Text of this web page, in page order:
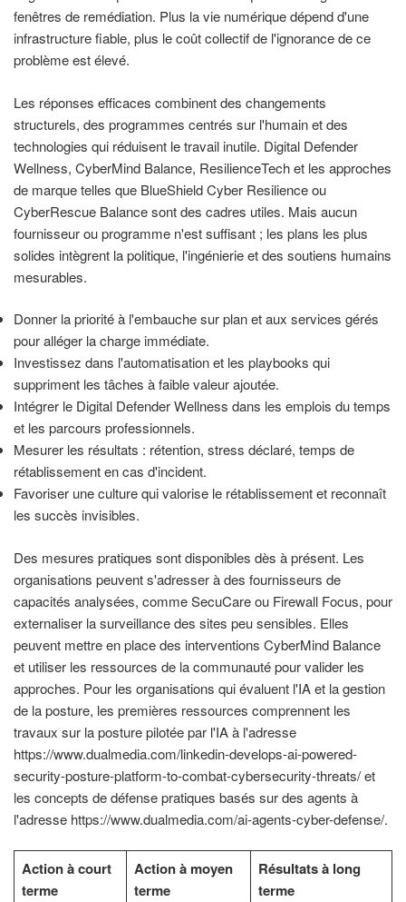
fenêtres de remédiation. Plus la vie numérique dépend d'une
infrastructure fiable, plus le coût collectif de l'ignorance de ce
problème est élevé.
Les réponses efficaces combinent des changements
structurels, des programmes centrés sur l'humain et des
technologies qui réduisent le travail inutile. Digital Defender
Wellness, CyberMind Balance, ResilienceTech et les approches
de marque telles que BlueShield Cyber Resilience ou
CyberRescue Balance sont des cadres utiles. Mais aucun
fournisseur ou programme n'est suffisant ; les plans les plus
solides intègrent la politique, l'ingénierie et des soutiens humains
mesurables.
Donner la priorité à l'embauche sur plan et aux services gérés
pour alléger la charge immédiate.
Investissez dans l'automatisation et les playbooks qui
suppriment les tâches à faible valeur ajoutée.
Intégrer le Digital Defender Wellness dans les emplois du temps
et les parcours professionnels.
Mesurer les résultats : rétention, stress déclaré, temps de
rétablissement en cas d'incident.
Favoriser une culture qui valorise le rétablissement et reconnaît
les succès invisibles.
Des mesures pratiques sont disponibles dès à présent. Les
organisations peuvent s'adresser à des fournisseurs de
capacités analysées, comme SecuCare ou Firewall Focus, pour
externaliser la surveillance des sites peu sensibles. Elles
peuvent mettre en place des interventions CyberMind Balance
et utiliser les ressources de la communauté pour valider les
approches. Pour les organisations qui évaluent l'IA et la gestion
de la posture, les premières ressources comprennent les
travaux sur la posture pilotée par l'IA à l'adresse
https://www.dualmedia.com/linkedin-develops-ai-powered-
security-posture-platform-to-combat-cybersecurity-threats/ et
les concepts de défense pratiques basés sur des agents à
l'adresse https://www.dualmedia.com/ai-agents-cyber-defense/.
Action à court
terme
Action à moyen
terme
Résultats à long
terme